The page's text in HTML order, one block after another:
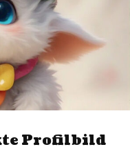
Profilbild